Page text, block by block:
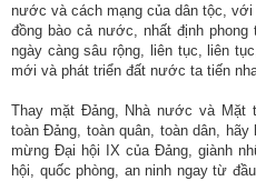
nước và cách mạng của dân tộc,
đồng bào cả nước, nhất định
ngày càng sâu rộng, liên tục, liên
mới và phát triển đất nước ta tiến
Thay mặt Đảng, Nhà nước và Mặt
toàn Đảng, toàn quân, toàn dân,
mừng Đại hội IX của Đảng, giành
hội, quốc phòng, an ninh ngay từ